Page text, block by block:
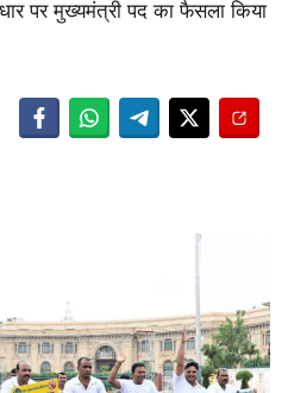
पर मुख्यमंत्री पद का फैसला किया